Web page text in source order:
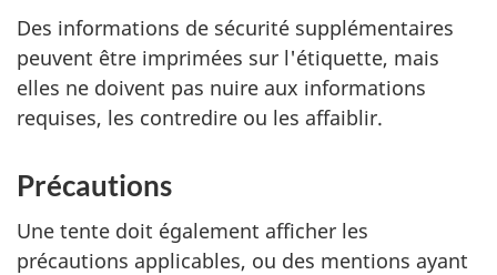
Des informations de sécurité supplémentaires
peuvent être imprimées sur l'étiquette, mais
elles ne doivent pas nuire aux informations
requises, les contredire ou les affaiblir.
Précautions
Une tente doit également afficher les
précautions applicables, ou des mentions ayant